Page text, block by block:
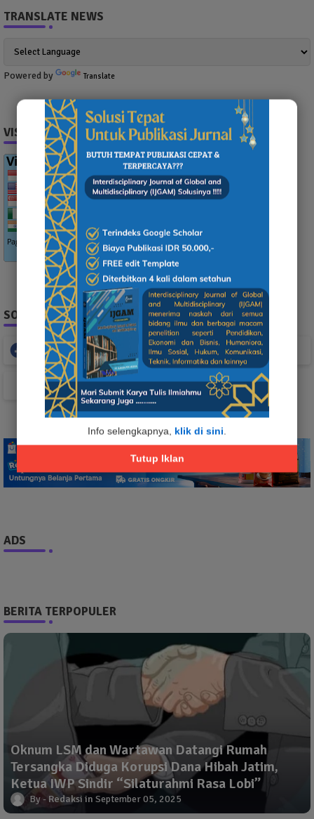
Info selengkapnya, klik di sini
Tutup Iklan
TRANSLATE NEWS
Powered by Translate
VISITOR
SOCIAL PLUGIN
Facebook Whatsapp
TikTok
ADS
BERITA TERPOPULER
Oknum LSM dan Wartawan Datangi Rumah
Tersangka Diduga Korupsi Dana Hibah Jatim,
Ketua IWP Sindir “Silaturahmi Rasa Lobi”
Redaksi September 05, 2025